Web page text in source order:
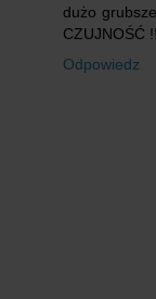
dużo
CZUJNOŚĆ !!
Odpowiedz